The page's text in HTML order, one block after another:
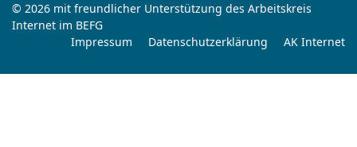
© 2026 mit freundlicher Unterstützung des Arbeitskreis
Internet im BEFG
Impressum
Datenschutzerklärung AK Internet